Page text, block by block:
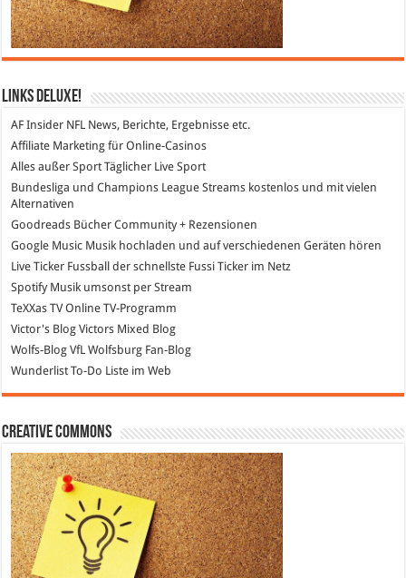
Links DeLuXe!
AF Insider NFL News, Berichte, Ergebnisse etc.
Affiliate Marketing für Online-Casinos
Alles außer SportTäglicher Live Sport
Bundesliga und Champions League Streams kostenlos und mit vielen
Alternativen
Goodreads Bücher Community + Rezensionen
Google Music Musik hochladen und auf verschiedenen Geräten hören
Live Ticker Fussball
der schnellste Fussi Ticker im Netz
SpotifyMusik umsonst per Stream
TeXXas TVOnline TV-Programm
Victor's Blog Victors Mixed Blog
Wolfs-Blog VfL Wolfsburg Fan-Blog
WunderlistTo-Do Liste im Web
Creative Commons